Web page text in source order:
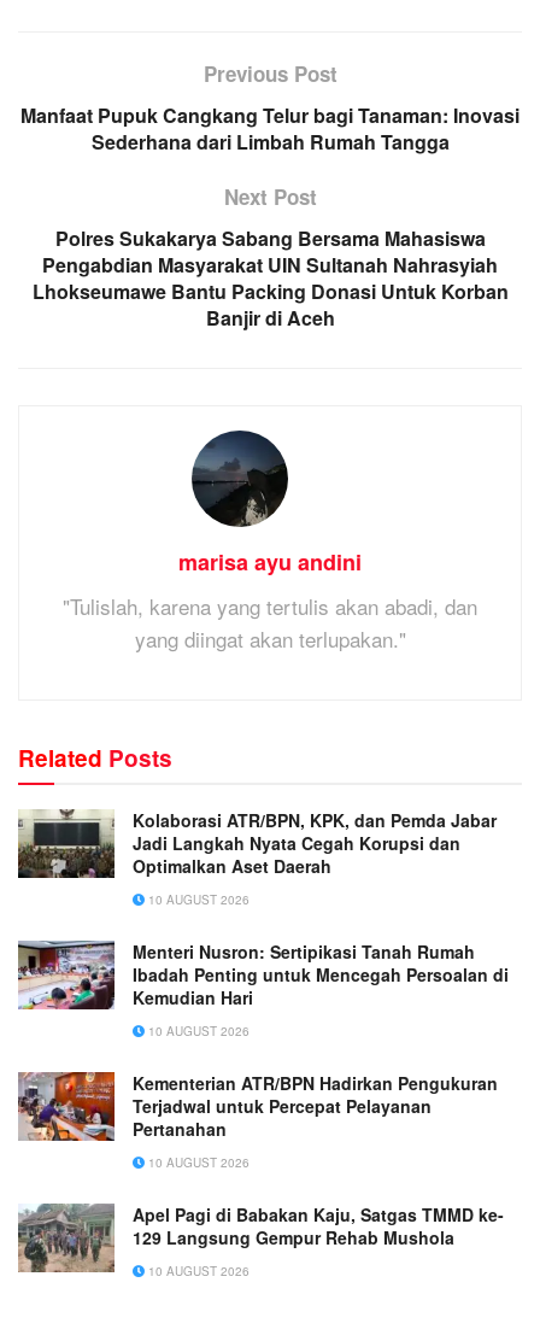
Previous Post
Manfaat Pupuk Cangkang Telur bagi Tanaman: Inovasi
Sederhana dari Limbah Rumah Tangga
Next Post
Polres Sukakarya Sabang Bersama Mahasiswa
Pengabdian Masyarakat UIN Sultanah Nahrasyiah
Lhokseumawe Bantu Packing Donasi Untuk Korban
Banjir di Aceh
marisa ayu andini
"Tulislah, karena yang tertulis akan abadi, dan
yang diingat akan terlupakan."
Related Posts
Kolaborasi ATR/BPN, KPK, dan Pemda Jabar
Jadi Langkah Nyata Cegah Korupsi dan
Optimalkan Aset Daerah
10 AUGUST 2026
Menteri Nusron: Sertipikasi Tanah Rumah
Ibadah Penting untuk Mencegah Persoalan di
Kemudian Hari
10 AUGUST 2026
Kementerian ATR/BPN Hadirkan Pengukuran
Terjadwal untuk Percepat Pelayanan
Pertanahan
10 AUGUST 2026
Apel Pagi di Babakan Kaju, Satgas TMMD ke-
129 Langsung Gempur Rehab Mushola
10 AUGUST 2026